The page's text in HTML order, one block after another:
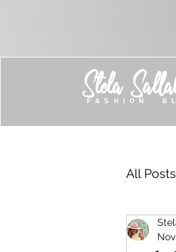
Stela
FASHION
All Posts